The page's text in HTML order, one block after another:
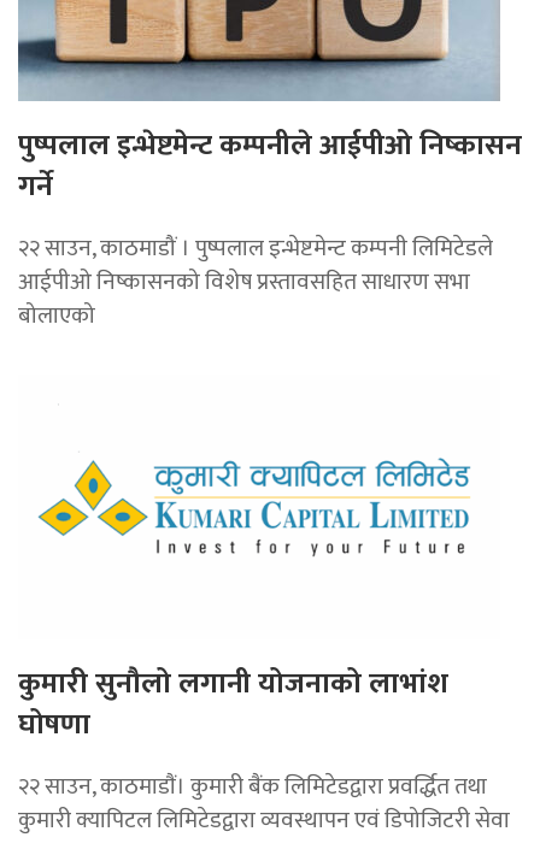
पुष्पलाल इन्भेष्टमेन्ट कम्पनीले आईपीओ निष्कासन
गर्ने
२२ साउन, काठमाडौं । पुष्पलाल इन्भेष्टमेन्ट कम्पनी लिमिटेडले
आईपीओ निष्कासनको विशेष प्रस्तावसहित साधारण सभा
बोलाएको
कुमारी सुनौलो लगानी योजनाको लाभांश
घोषणा
२२ साउन, काठमाडाैं। कुमारी बैंक लिमिटेडद्वारा प्रवर्द्धित तथा
कुमारी क्यापिटल लिमिटेडद्वारा व्यवस्थापन एवं डिपोजिटरी सेवा